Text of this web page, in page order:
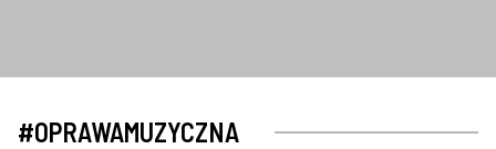
#OPRAWAMUZYCZNA